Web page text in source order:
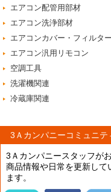
エアコン配管用部材
エアコン洗浄部材
エアコンカバー・フィルター
エアコン汎用リモコン
空調工具
洗濯機関連
冷蔵庫関連
3Ａカンパニーコミュニテ
3Ａカンパニースタッフが
商品情報や日常を更新して
ます。